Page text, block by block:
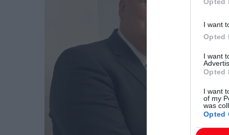
I want
Opted
I want
Opted
I want
of my
was
Opted